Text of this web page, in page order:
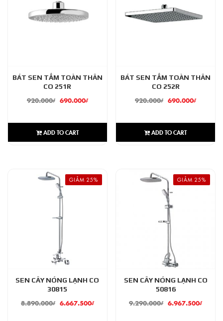
BÁT SEN TẮM TOÀN THÂN
CO 251R
920.000₫ 690.000₫
ADD TO CART
BÁT SEN TẮM TOÀN THÂN
CO 252R
920.000₫ 690.000₫
ADD TO CART
GIẢM 25%
SEN CÂY NÓNG LẠNH CO
30815
8.890.000₫ 6.667.500₫
GIẢM 25%
SEN CÂY NÓNG LẠNH CO
50816
9.290.000₫ 6.967.500₫